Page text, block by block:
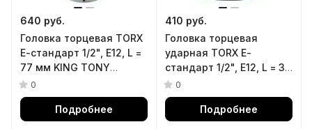
640 руб.
Головка торцевая TORX
Е-стандарт 1/2", E12, L =
77 мм KING TONY
427512M
0
Подробнее
410 руб.
Головка торцевая
ударная TORX Е-
стандарт 1/2", E12, L = 38
мм KING TONY 457512M
0
Подробнее